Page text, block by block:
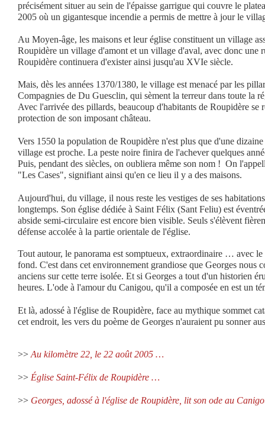
précisément situer au sein de l'épaisse garrigue qui couvre le
2005 où un gigantesque incendie a permis de mettre à jour le
Au Moyen-âge, les maisons et leur église constituent un village
Roupidère un village d'amont et un village d'aval, avec donc une
Roupidère continuera d'exister ainsi jusqu'au XVIe siècle.
Mais, dès les années 1370/1380, le village est menacé par les
Compagnies de Du Guesclin, qui sèment la terreur dans toute la
Avec l'arrivée des pillards, beaucoup d'habitants de Roupidère se
protection de son imposant château.
Vers 1550 la population de Roupidère n'est plus que d'une
village est proche. La peste noire finira de l'achever quelques
Puis, pendant des siècles, on oubliera même son nom ! On
"Les Cases", signifiant ainsi qu'en ce lieu il y a des maisons.
Aujourd'hui, du village, il nous reste les vestiges de ses
longtemps. Son église dédiée à Saint Félix (Sant Feliu) est
abside semi-circulaire est encore bien visible. Seuls s'élèvent
défense accolée à la partie orientale de l'église.
Tout autour, le panorama est somptueux, extraordinaire … avec
fond. C'est dans cet environnement grandiose que Georges nous
anciens sur cette terre isolée. Et si Georges a tout d'un historien
heures. L'ode à l'amour du Canigou, qu'il a composée en est un
Et là, adossé à l'église de Roupidère, face au mythique sommet
cet endroit, les vers du poème de Georges n'auraient pu sonner
>> Au kilomètre 22, le 22 août 2005 …
>> Église Saint-Félix de Roupidère …
>> Georges, adossé à l'église de Roupidère, lit son ode au